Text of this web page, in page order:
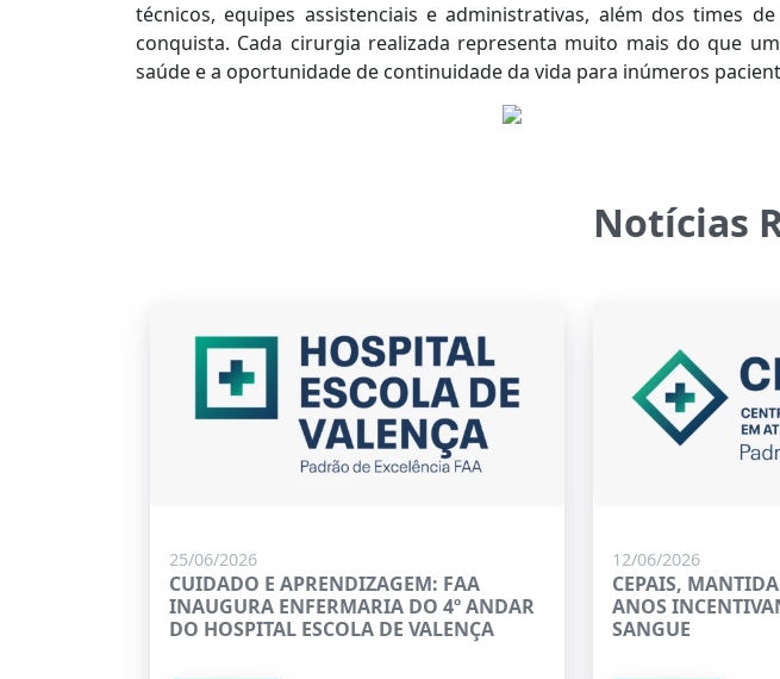
técnicos, equipes assistenciais e administrativas, além dos times
conquista. Cada cirurgia realizada representa muito mais do que
saúde e a oportunidade de continuidade da vida para inúmeros
Notícias
25/06/2026
CUIDADO E APRENDIZAGEM: FAA
INAUGURA ENFERMARIA DO 4º ANDAR
DO HOSPITAL ESCOLA DE VALENÇA
12/06/2026
CEPAIS,
ANOS
SANGUE